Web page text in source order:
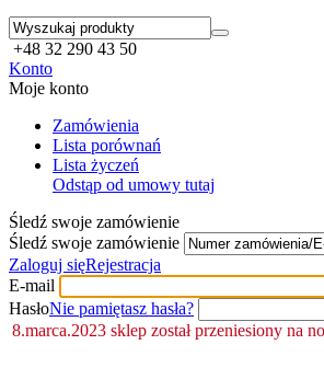
+48 32 290 43 50
Konto
Moje konto
Zamówienia
Lista porównań
Lista życzeń
Odstąp od umowy tutaj
Śledź swoje zamówienie
Śledź swoje zamówienie
Zaloguj sięRejestracja
E-mail
HasłoNie pamiętasz hasła?
8.marca.2023 sklep został przeniesiony na